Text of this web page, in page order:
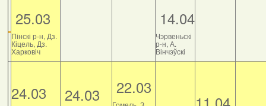
25.03
Пінскі р-н, Дз.
Кіцель, Дз.
Харковіч
14.04
Чэрвеньскі
р-н, А.
Вінчэўскі
24.03 24.03 22.03